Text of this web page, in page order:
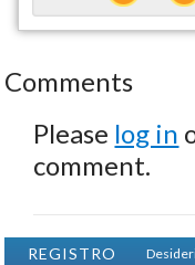
Comments
Please log in
comment.
REGISTRO